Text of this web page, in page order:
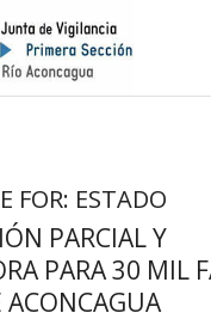
FOR: ESTADO
PARCIAL Y
PARA 30 MIL
ACONCAGUA